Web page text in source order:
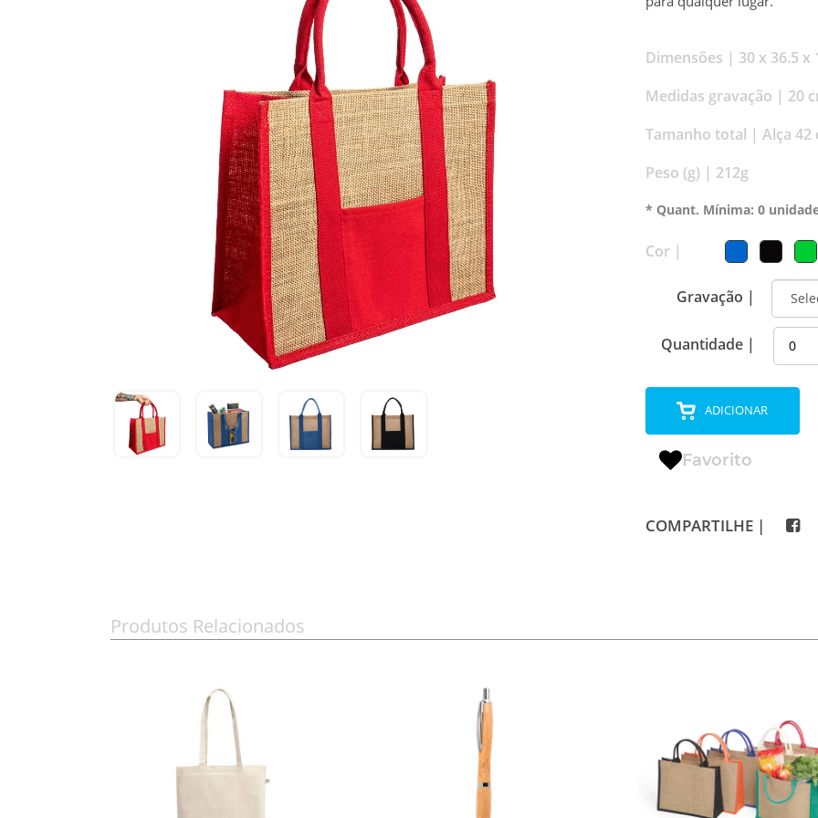
Dimensões | 30 x 36.5 x
Medidas gravação | 20
Tamanho total | Alça
Peso (g) | 212g
* Quant. Mínima: 0
Cor |
Gravação |
Quantidade |
ADICIONAR
Favorito
COMPARTILHE |
Produtos Relacionados